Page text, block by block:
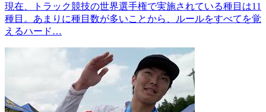
現在、トラック競技の世界選手権で実施されている種目は11
種目。あまりに種目数が多いことから、ルールをすべてを覚
えるハード…